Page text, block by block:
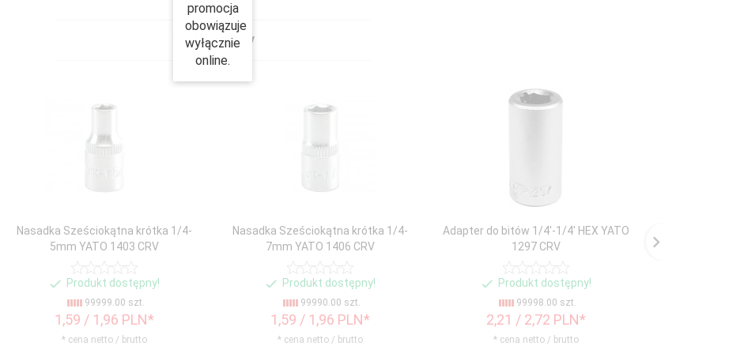
Polecamy
Nasadka Sześciokątna krótka 1/4-
5mm YATO 1403 CRV
Produkt dostępny!
99999.00 szt.
1,59 / 1,96 PLN*
* cena netto / brutto
Nasadka Sześciokątna krótka 1/4-
7mm YATO 1406 CRV
Produkt dostępny!
99990.00 szt.
1,59 / 1,96 PLN*
* cena netto / brutto
Adapter do bitów 1/4'-1/4' HEX YATO
1297 CRV
Produkt dostępny!
99998.00 szt.
2,21 / 2,72 PLN*
* cena netto / brutto
promocja
obowiązuje
wyłącznie
online.